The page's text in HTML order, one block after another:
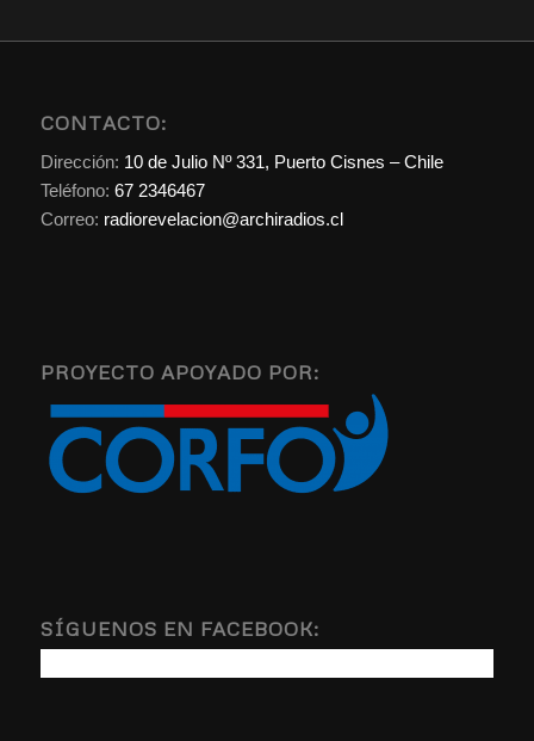
CONTACTO:
Dirección: 10 de Julio Nº 331, Puerto Cisnes – Chile
Teléfono: 67 2346467
Correo: radiorevelacion@archiradios.cl
PROYECTO APOYADO POR:
SÍGUENOS EN FACEBOOK: